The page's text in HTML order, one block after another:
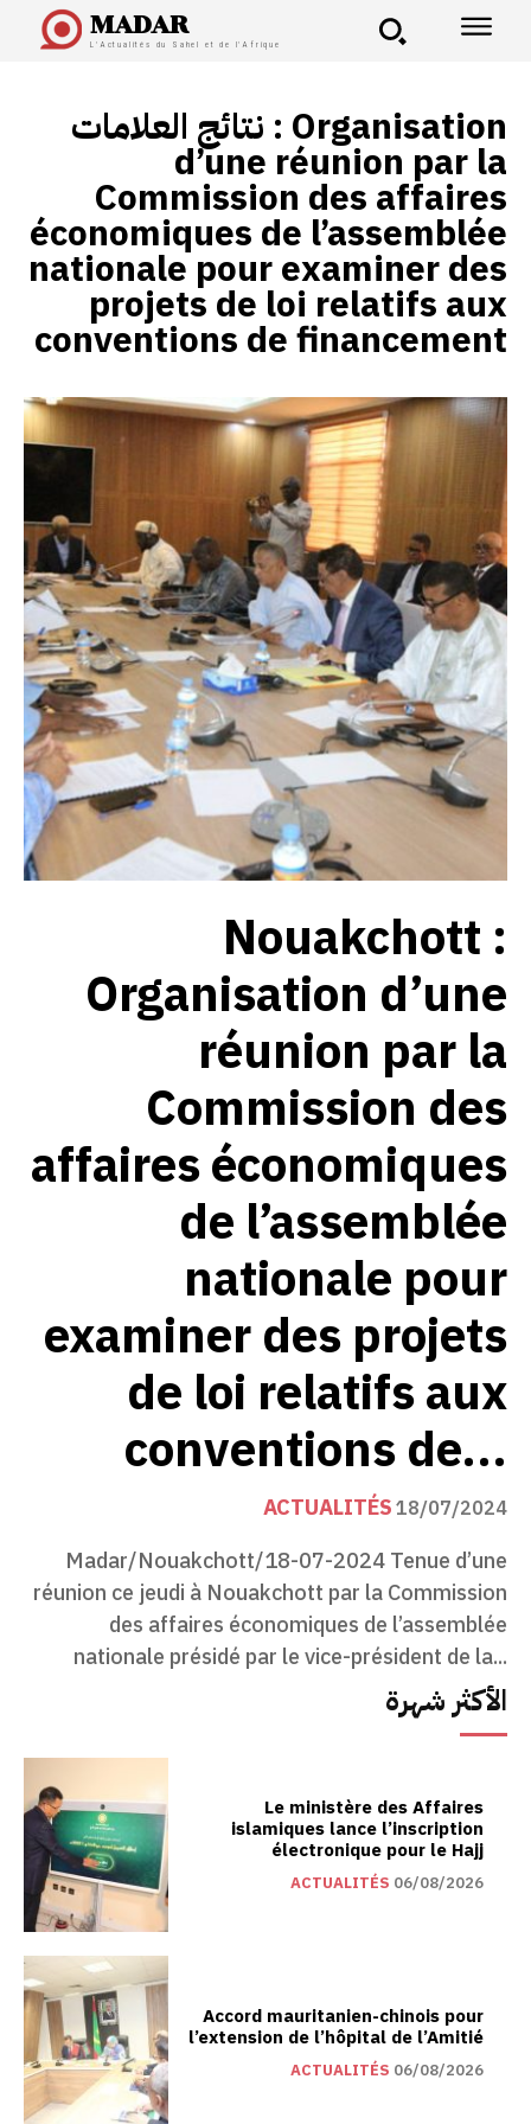
MADAR
L'Actualités du Sahel et de l'Afrique
نتائج العلامات : Organisation
d’une réunion par la
Commission des affaires
économiques de l’assemblée
nationale pour examiner des
projets de loi relatifs aux
conventions de financement
Nouakchott :
Organisation d’une
réunion par la
Commission des
affaires économiques
de l’assemblée
nationale pour
examiner des projets
de loi relatifs aux
conventions de...
ACTUALITÉS18/07/2024
Madar/Nouakchott/18-07-2024 Tenue d’une
réunion ce jeudi à Nouakchott par la Commission
des affaires économiques de l’assemblée
nationale présidé par le vice-président de la...
الأكثر شهرة
Le ministère des Affaires
islamiques lance l’inscription
électronique pour le Hajj
ACTUALITÉS 06/08/2026
Accord mauritanien-chinois pour
l’extension de l’hôpital de l’Amitié
ACTUALITÉS 06/08/2026